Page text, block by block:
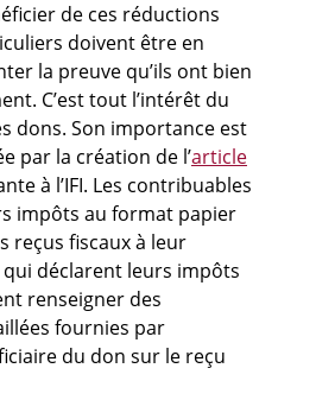
de ces réductions
doivent être en
la preuve qu’ils ont bien
C’est tout l’intérêt du
dons. Son importance est
par la création de l’article
à l’IFI. Les contribuables
impôts au format papier
reçus fiscaux à leur
déclarent leurs impôts
renseigner des
fournies par
du don sur le reçu